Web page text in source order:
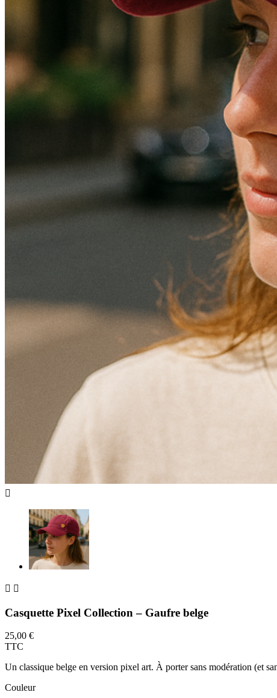

 
Casquette Pixel Collection – Gaufre belge
25,00 €
TTC
Un classique belge en version pixel art. À porter sans modération (et
Couleur